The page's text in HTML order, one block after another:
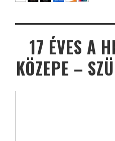
17 ÉVES A
KÖZEPE –